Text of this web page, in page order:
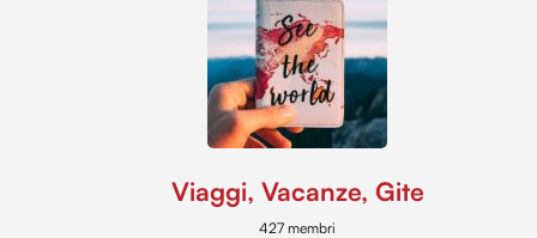
Viaggi, Vacanze, Gite
427 membri